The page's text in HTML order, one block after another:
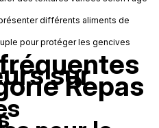
différents aliments de
pour protéger les gencives
sur
Repas